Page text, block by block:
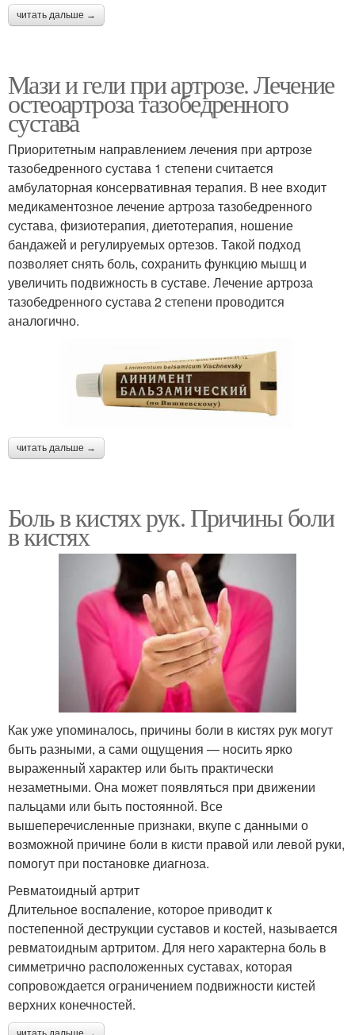
читать дальше →
Мази и гели при артрозе. Лечение
остеоартроза тазобедренного
сустава
Приоритетным направлением лечения при артрозе
тазобедренного сустава 1 степени считается
амбулаторная консервативная терапия. В нее входит
медикаментозное лечение артроза тазобедренного
сустава, физиотерапия, диетотерапия, ношение
бандажей и регулируемых ортезов. Такой подход
позволяет снять боль, сохранить функцию мышц и
увеличить подвижность в суставе. Лечение артроза
тазобедренного сустава 2 степени проводится
аналогично.
читать дальше →
Боль в кистях рук. Причины боли
в кистях
Как уже упоминалось, причины боли в кистях рук могут
быть разными, а сами ощущения — носить ярко
выраженный характер или быть практически
незаметными. Она может появляться при движении
пальцами или быть постоянной. Все
вышеперечисленные признаки, вкупе с данными о
возможной причине боли в кисти правой или левой руки,
помогут при постановке диагноза.
Ревматоидный артрит
Длительное воспаление, которое приводит к
постепенной деструкции суставов и костей, называется
ревматоидным артритом. Для него характерна боль в
симметрично расположенных суставах, которая
сопровождается ограничением подвижности кистей
верхних конечностей.